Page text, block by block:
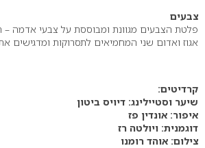
צבעים
פלטת הצבעים מגוונת ומבוססת על צבעי אדמה –
אגוז ואדום שני המחמיאים לתסרוקות ומדגישים
קרדיטים:
שיער וסטיילינג: דיויס ביטון
איפור: אונדין פז
דוגמנית: ויולטה רז
צילום: אוהד רומנו